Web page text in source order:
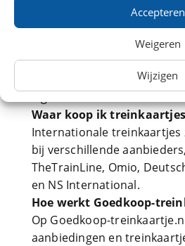
Accepteren
Weigeren
Wijzigen
treinreis naar Tignes. Heb
deze pagina nog vragen?
contact met ons op. Voor
probleem kan je het beste
opnemen met aanbieder
Waar koop ik
Internationale treinkaartjes
bij verschillende
TheTrainLine, Omio,
en NS International.
Hoe werkt Goedkoop-
Op Goedkoop-
aanbiedingen en